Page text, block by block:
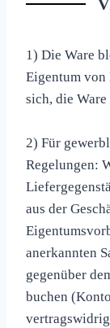
1) Die Ware
Eigentum von
sich, die
2) Für
Regelungen:
aus der
anerkannten
gegenüber
buchen